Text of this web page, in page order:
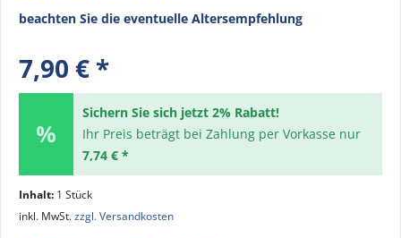
beachten Sie die eventuelle Altersempfehlung
7,90 € *
Sichern Sie sich jetzt 2% Rabatt!
Ihr Preis beträgt bei Zahlung per Vorkasse nur
7,74 € *
Inhalt: 1 Stück
inkl. MwSt.zzgl. Versandkosten